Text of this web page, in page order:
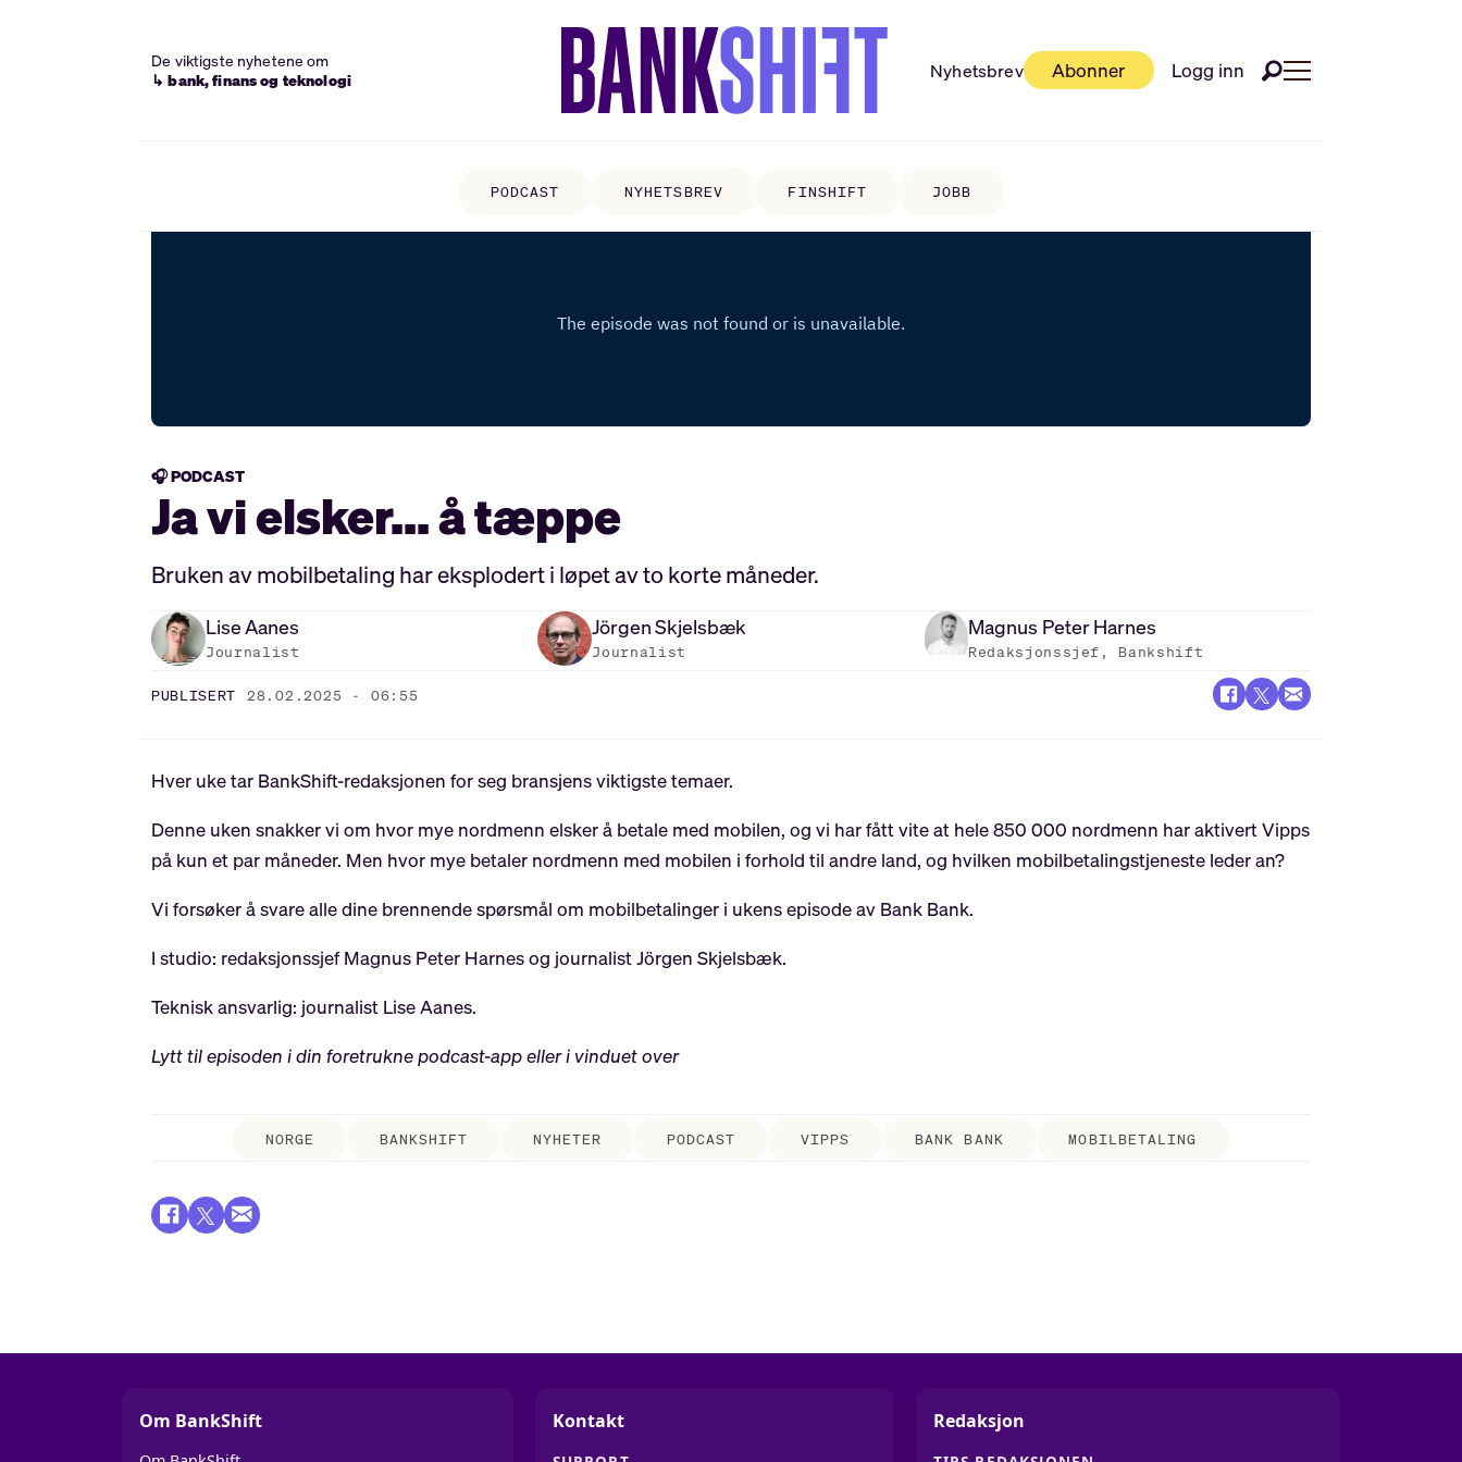
De viktigste nyhetene om
↳ bank, finans og teknologi
Nyhetsbrev Abonner Logg inn
PODCAST NYHETSBREV FINSHIFT JOBB
🎧 PODCAST
Ja vi elsker... å tæppe
Bruken av mobilbetaling har eksplodert i løpet av to korte måneder.
LiseAanes
Journalist
JörgenSkjelsbæk
Journalist
Magnus PeterHarnes
Redaksjonssjef, Bankshift
PUBLISERT 28.02.2025 - 06:55
Hver uke tar BankShift-redaksjonen for seg bransjens viktigste temaer.
Denne uken snakker vi om hvor mye nordmenn elsker å betale med mobilen, og vi har fått vite at hele 850 000 nordmenn har aktivert Vipps
på kun et par måneder. Men hvor mye betaler nordmenn med mobilen i forhold til andre land, og hvilken mobilbetalingstjeneste leder an?
Vi forsøker å svare alle dine brennende spørsmål om mobilbetalinger i ukens episode av Bank Bank.
I studio: redaksjonssjef Magnus Peter Harnes og journalist Jörgen Skjelsbæk.
Teknisk ansvarlig: journalist Lise Aanes.
Lytt til episoden i din foretrukne podcast-app eller i vinduet over
NORGE BANKSHIFT NYHETER PODCAST VIPPS BANK BANK MOBILBETALING
Om BankShift Kontakt Redaksjon